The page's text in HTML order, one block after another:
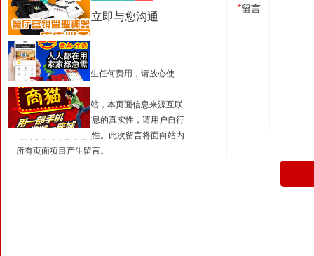
我们立即与您沟通
温馨提示
1.此次通话将不会产生任何费用，请放心使
用。
2.本站为资讯展示网站，本页面信息来源互联
网，本平台不保证信息的真实性，请用户自行
与商家联系核实真实性。此次留言将面向站内
所有页面项目产生留言。
*留言